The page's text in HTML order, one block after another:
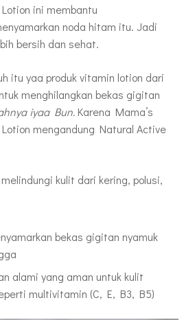
ini membantu
noda hitam itu. Jadi
bersih dan sehat.
itu yaa produk vitamin lotion dari
menghilangkan bekas gigitan
iyaa Bun. Karena Mama’s
mengandung Natural Active
kulit dari kering, polusi,
bekas gigitan nyamuk
alami yang aman untuk kulit
multivitamin (C, E, B3, B5)